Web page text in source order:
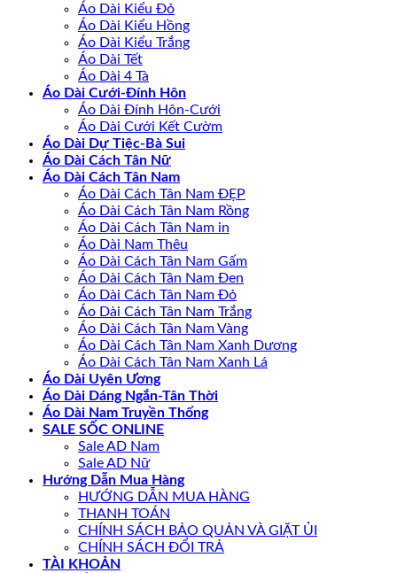
Áo Dài Kiểu Đỏ
Áo Dài Kiểu Hồng
Áo Dài Kiểu Trắng
Áo Dài Tết
Áo Dài 4 Tà
Áo Dài Cưới-Đính Hôn
Áo Dài Đính Hôn-Cưới
Áo Dài Cưới Kết Cườm
Áo Dài Dự Tiệc-Bà Sui
Áo Dài Cách Tân Nữ
Áo Dài Cách Tân Nam
Áo Dài Cách Tân Nam ĐẸP
Áo Dài Cách Tân Nam Rồng
Áo Dài Cách Tân Nam in
Áo Dài Nam Thêu
Áo Dài Cách Tân Nam Gấm
Áo Dài Cách Tân Nam Đen
Áo Dài Cách Tân Nam Đỏ
Áo Dài Cách Tân Nam Trắng
Áo Dài Cách Tân Nam Vàng
Áo Dài Cách Tân Nam Xanh Dương
Áo Dài Cách Tân Nam Xanh Lá
Áo Dài Uyên Ương
Áo Dài Dáng Ngắn-Tân Thời
Áo Dài Nam Truyền Thống
SALE SỐC ONLINE
Sale AD Nam
Sale AD Nữ
Hướng Dẫn Mua Hàng
HƯỚNG DẪN MUA HÀNG
THANH TOÁN
CHÍNH SÁCH BẢO QUẢN VÀ GIẶT ỦI
CHÍNH SÁCH ĐỔI TRẢ
TÀI KHOẢN